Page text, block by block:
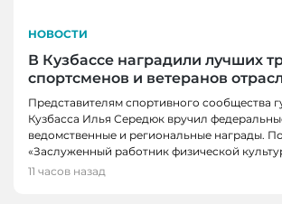
НОВОСТИ
В Кузбассе наградили лучших
спортсменов и ветеранов
Представителям спортивного сообщества
Кузбасса Илья Середюк вручил
ведомственные и региональные награды.
«Заслуженный работник физической
11 часов назад